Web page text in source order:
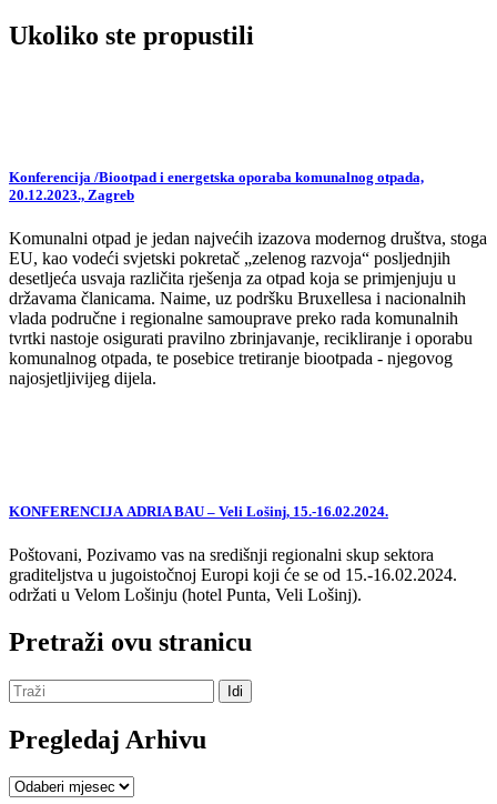
Ukoliko ste propustili
Konferencija /Biootpad i energetska oporaba komunalnog otpada,
20.12.2023., Zagreb
Komunalni otpad je jedan najvećih izazova modernog društva, stoga
EU, kao vodeći svjetski pokretač „zelenog razvoja“ posljednjih
desetljeća usvaja različita rješenja za otpad koja se primjenjuju u
državama članicama. Naime, uz podršku Bruxellesa i nacionalnih
vlada područne i regionalne samouprave preko rada komunalnih
tvrtki nastoje osigurati pravilno zbrinjavanje, recikliranje i oporabu
komunalnog otpada, te posebice tretiranje biootpada - njegovog
najosjetljivijeg dijela.
KONFERENCIJA ADRIA BAU – Veli Lošinj, 15.-16.02.2024.
Poštovani, Pozivamo vas na središnji regionalni skup sektora
graditeljstva u jugoistočnoj Europi koji će se od 15.-16.02.2024.
održati u Velom Lošinju (hotel Punta, Veli Lošinj).
Pretraži ovu stranicu
Pregledaj Arhivu
Pregledaj